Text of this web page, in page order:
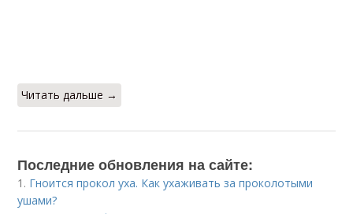
Читать дальше →
Последние обновления на сайте:
1. Гноится прокол уха. Как ухаживать за проколотыми
ушами?